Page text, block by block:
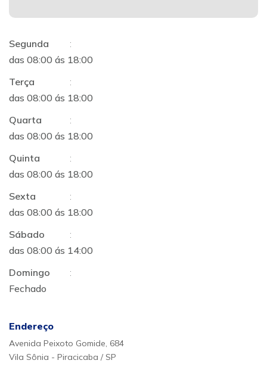
Segunda
:
das 08:00 ás 18:00
Terça
:
das 08:00 ás 18:00
Quarta
:
das 08:00 ás 18:00
Quinta
:
das 08:00 ás 18:00
Sexta
:
das 08:00 ás 18:00
Sábado
:
das 08:00 ás 14:00
Domingo
:
Fechado
Endereço
Avenida Peixoto Gomide, 684
Vila Sônia - Piracicaba / SP